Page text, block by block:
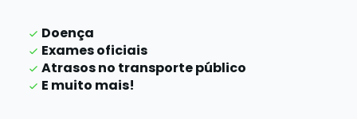
Doença
Exames oficiais
Atrasos no transporte público
E muito mais!